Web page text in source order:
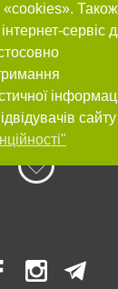
«cookies». Також
сервіс
сайту